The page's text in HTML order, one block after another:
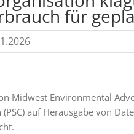
für
Midwest Environmental
auf Herausgabe von